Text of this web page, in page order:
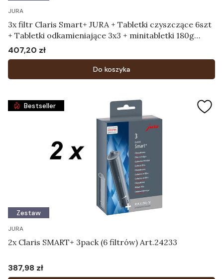
JURA
3x filtr Claris Smart+ JURA + Tabletki czyszczące 6szt
+ Tabletki odkamieniające 3x3 + minitabletki 180g
zapas
Cena
407,20 zł
Do koszyka
Bestseller
Zestaw
JURA
2x Claris SMART+ 3pack (6 filtrów) Art.24233
Cena
387,98 zł